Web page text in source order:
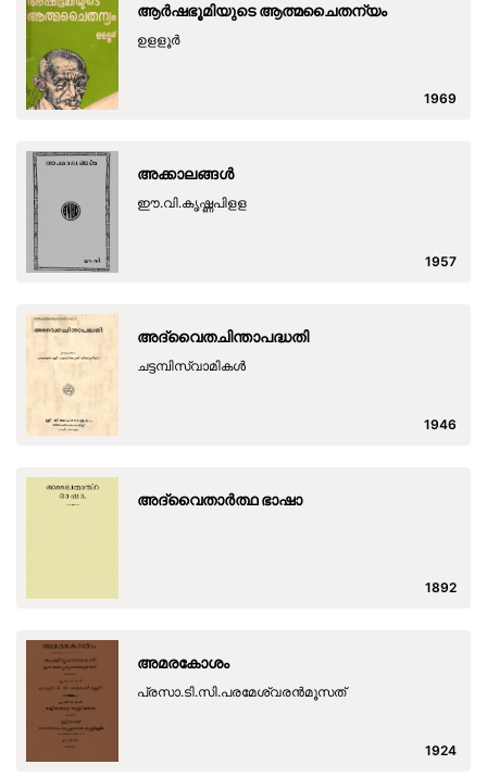
ആര്‍ഷഭൂമിയുടെ ആത്മചൈതന്യം
ഉളളൂര്‍
1969
അക്കാലങ്ങള്‍
ഈ.വി.കൃഷ്ണപിളള
1957
അദ്വൈതചിന്താപദ്ധതി
ചട്ടമ്പിസ്വാമികള്‍
1946
അദ്വൈതാര്‍ത്ഥ ഭാഷാ
1892
അമരകോശം
പ്രസാ.ടി.സി.പരമേശ്വരന്‍മൂസത്
1924